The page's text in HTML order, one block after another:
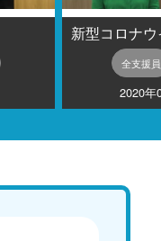
全支援員
2020年